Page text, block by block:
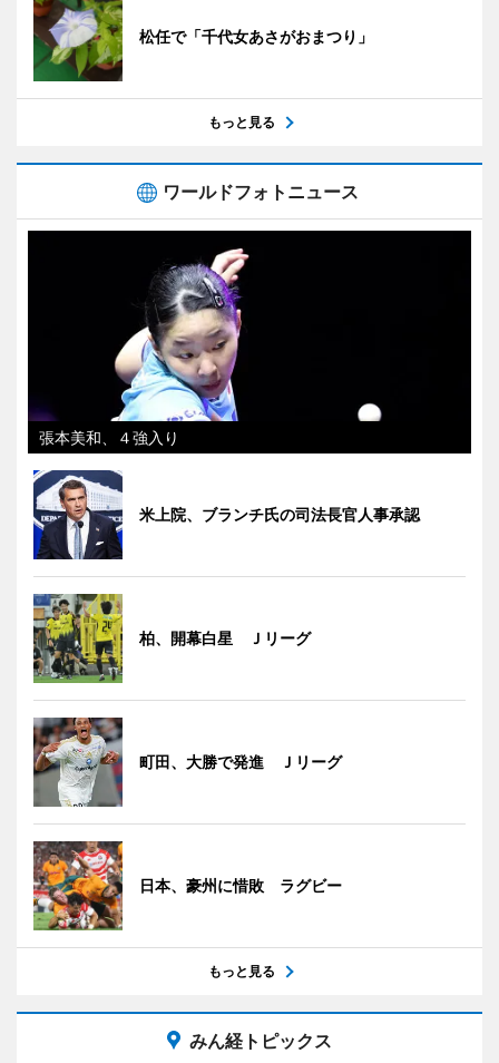
松任で「千代女あさがおまつり」
もっと見る
ワールドフォトニュース
張本美和、４強入り
米上院、ブランチ氏の司法長官人事承認
柏、開幕白星 Ｊリーグ
町田、大勝で発進 Ｊリーグ
日本、豪州に惜敗 ラグビー
もっと見る
みん経トピックス